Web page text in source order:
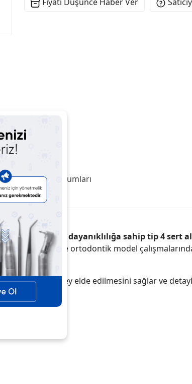
Ürün Yorumları
yüksek dayanıklılığa sahip tip 4 sert
implant ve ortodontik model
pürüzsüz yüzey elde edilmesini sağlar ve